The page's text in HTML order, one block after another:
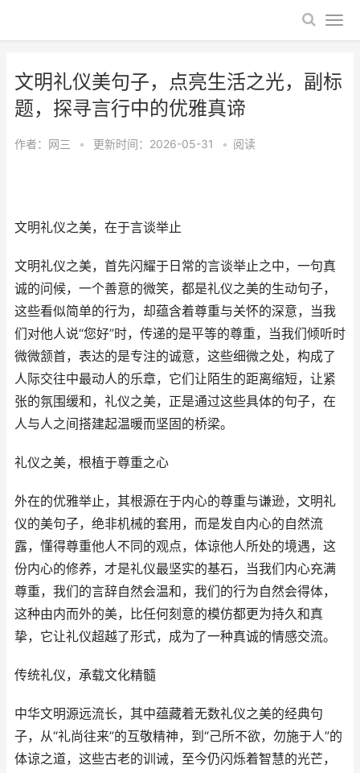
文明礼仪美句子，点亮生活之光，副标
题，探寻言行中的优雅真谛
作者： 网三 • 更新时间：2026-05-31 • 阅读
文明礼仪之美，在于言谈举止
文明礼仪之美，首先闪耀于日常的言谈举止之中，一句真
诚的问候，一个善意的微笑，都是礼仪之美的生动句子，
这些看似简单的行为，却蕴含着尊重与关怀的深意，当我
们对他人说“您好”时，传递的是平等的尊重，当我们倾听时
微微颔首，表达的是专注的诚意，这些细微之处，构成了
人际交往中最动人的乐章，它们让陌生的距离缩短，让紧
张的氛围缓和，礼仪之美，正是通过这些具体的句子，在
人与人之间搭建起温暖而坚固的桥梁。
礼仪之美，根植于尊重之心
外在的优雅举止，其根源在于内心的尊重与谦逊，文明礼
仪的美句子，绝非机械的套用，而是发自内心的自然流
露，懂得尊重他人不同的观点，体谅他人所处的境遇，这
份内心的修养，才是礼仪最坚实的基石，当我们内心充满
尊重，我们的言辞自然会温和，我们的行为自然会得体，
这种由内而外的美，比任何刻意的模仿都更为持久和真
挚，它让礼仪超越了形式，成为了一种真诚的情感交流。
传统礼仪，承载文化精髓
中华文明源远流长，其中蕴藏着无数礼仪之美的经典句
子，从“礼尚往来”的互敬精神，到“己所不欲，勿施于人”的
体谅之道，这些古老的训诫，至今仍闪烁着智慧的光芒，